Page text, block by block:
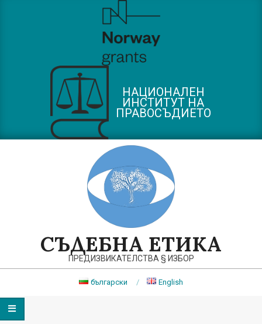
НАЦИОНАЛЕН
ИНСТИТУТ НА
ПРАВОСЪДИЕТО
СЪДЕБНА ЕТИКА
ПРЕДИЗВИКАТЕЛСТВА § ИЗБОР
български English
Primary